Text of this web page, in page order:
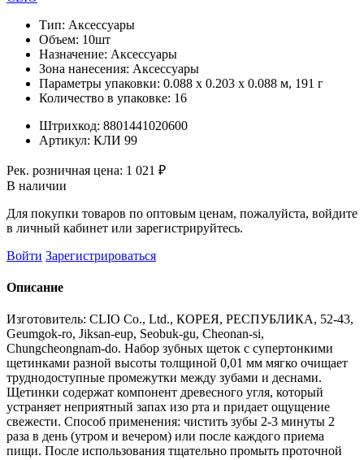
Тип: Аксессуары
Объем: 10шт
Назначение: Аксессуары
Зона нанесения: Аксессуары
Параметры упаковки: 0.088 x 0.203 x 0.088 м, 191 г
Количество в упаковке: 16
Штрихкод: 8801441020600
Артикул: КЛИ 99
Рек. розничная цена: 1 021 ₽
В наличии
Для покупки товаров по оптовым ценам, пожалуйста, войдите
в личный кабинет или зарегистрируйтесь.
Войти Зарегистрироваться
Описание
Изготовитель: CLIO Co., Ltd., КОРЕЯ, РЕСПУБЛИКА, 52-43,
Geumgok-ro, Jiksan-eup, Seobuk-gu, Cheonan-si,
Chungcheongnam-do. Набор зубных щеток с супертонкими
щетинками разной высоты толщиной 0,01 мм мягко очищает
труднодоступные промежутки между зубами и деснами.
Щетинки содержат компонент древесного угля, который
устраняет неприятный запах изо рта и придает ощущение
свежести. Способ применения: чистить зубы 2-3 минуты 2
раза в день (утром и вечером) или после каждого приема
пищи. После использования тщательно промыть проточной